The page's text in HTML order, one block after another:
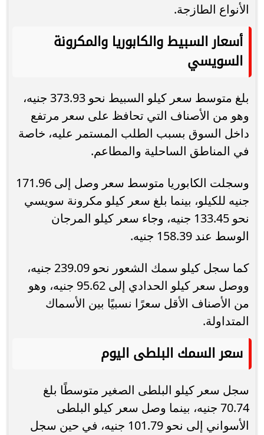
الأنواع الطازجة.
أسعار السبيط والكابوريا والمكرونة
السويسي
بلغ متوسط سعر كيلو السبيط نحو 373.93 جنيه،
وهو من الأصناف التي تحافظ على سعر مرتفع
داخل السوق بسبب الطلب المستمر عليه، خاصة
في المناطق الساحلية والمطاعم.
وسجلت الكابوريا متوسط سعر وصل إلى 171.96
جنيه للكيلو، بينما بلغ سعر كيلو مكرونة سويسي
نحو 133.45 جنيه، وجاء سعر كيلو المرجان
الوسط عند 158.39 جنيه.
كما سجل كيلو سمك الشعور نحو 239.09 جنيه،
ووصل سعر كيلو الحدادي إلى 95.62 جنيه، وهو
من الأصناف الأقل سعرًا نسبيًا بين الأسماك
المتداولة.
سعر السمك البلطى اليوم
سجل سعر كيلو البلطى الصغير متوسطًا بلغ
70.74 جنيه، بينما وصل سعر كيلو البلطى
الأسواني إلى نحو 101.79 جنيه، في حين سجل